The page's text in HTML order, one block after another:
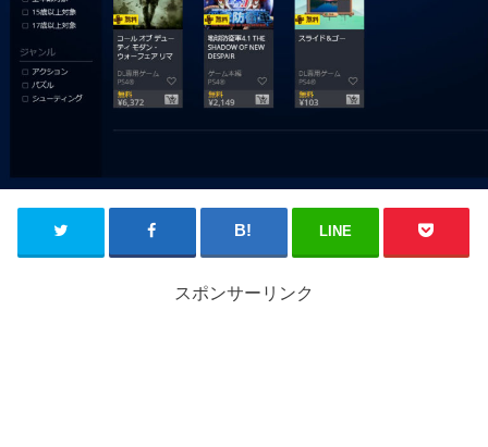
LINE
スポンサーリンク